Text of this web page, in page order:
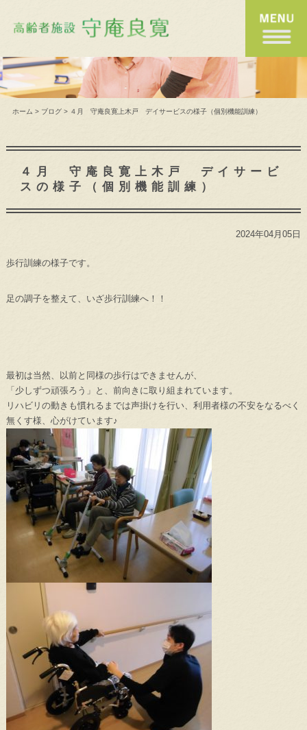
ホーム > ブログ> ４月 守庵良寛上木戸 デイサービスの様子（個別機能訓練）
４月 守庵良寛上木戸 デイサービ
スの様子（個別機能訓練）
2024年04月05日
歩行訓練の様子です。
足の調子を整えて、いざ歩行訓練へ！！
最初は当然、以前と同様の歩行はできませんが、
「少しずつ頑張ろう」と、前向きに取り組まれています。
リハビリの動きも慣れるまでは声掛けを行い、利用者様の不安をなるべく
無くす様、心がけています♪